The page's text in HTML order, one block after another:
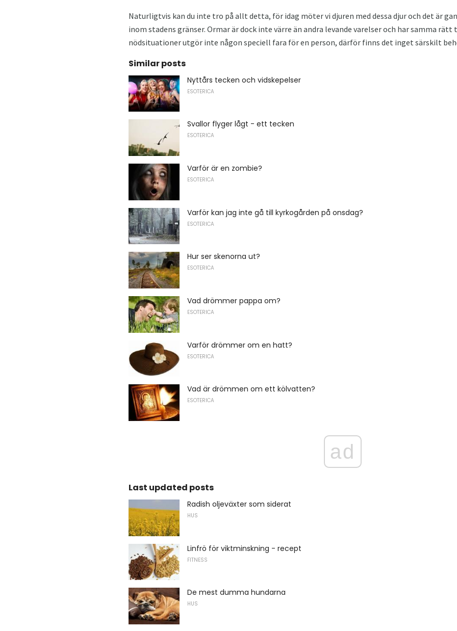
Naturligtvis kan du inte tro på allt detta, för idag möter vi djuren med dessa djur och det är
inom stadens gränser. Ormar är dock inte värre än andra levande varelser och har samma
nödsituationer utgör inte någon speciell fara för en person, därför finns det inget särskilt
Similar posts
Nyttårs tecken och vidskepelser
ESOTERICA
Svallor flyger lågt - ett tecken
ESOTERICA
Varför är en zombie?
ESOTERICA
Varför kan jag inte gå till kyrkogården på onsdag?
ESOTERICA
Hur ser skenorna ut?
ESOTERICA
Vad drömmer pappa om?
ESOTERICA
Varför drömmer om en hatt?
ESOTERICA
Vad är drömmen om ett kölvatten?
ESOTERICA
ad
Last updated posts
Radish oljeväxter som siderat
HUS
Linfrö för viktminskning - recept
FITNESS
De mest dumma hundarna
HUS